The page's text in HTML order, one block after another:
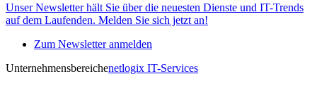
Unser Newsletter hält Sie über die neuesten Dienste und IT-Trends
auf dem Laufenden. Melden Sie sich jetzt an!
Zum Newsletter anmelden
Unternehmensbereichenetlogix IT-Services